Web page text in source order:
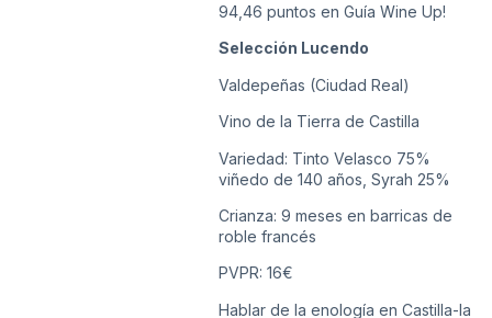
94,46 puntos en Guía Wine Up!
Selección Lucendo
Valdepeñas (Ciudad Real)
Vino de la Tierra de Castilla
Variedad: Tinto Velasco 75%
viñedo de 140 años, Syrah 25%
Crianza: 9 meses en barricas de
roble francés
PVPR: 16€
Hablar de la enología en Castilla-la